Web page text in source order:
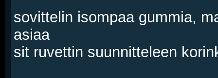
sovittelin isompaa gummia,
asiaa
sit ruvettin suunnitteleen